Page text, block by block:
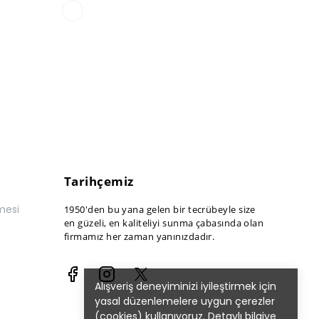
Alışveriş deneyiminizi iyileştirmek için
yasal düzenlemelere uygun çerezler
(cookies) kullanıyoruz. Detaylı bilgiye
Tarihçemiz
1950'den bu yana gelen bir tecrübeyle size
en güzeli, en kaliteliyi sunma çabasında olan
firmamız her zaman yanınızdadır.